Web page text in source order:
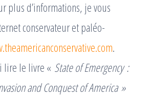
plus d’informations, je vous
conservateur et paléo-
.
lire le livre « State of Emergency :
and Conquest of America »